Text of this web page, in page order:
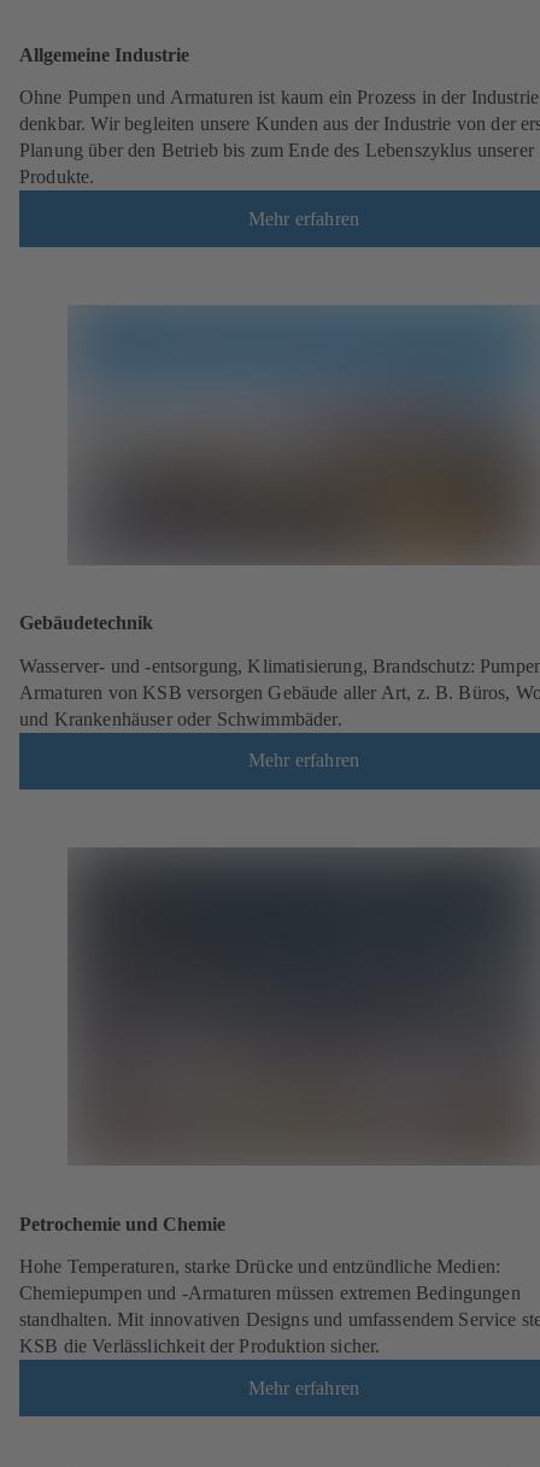
Allgemeine Industrie
Ohne Pumpen und Armaturen ist kaum ein Prozess in der Industrie
denkbar. Wir begleiten unsere Kunden aus der Industrie von der
Planung über den Betrieb bis zum Ende des Lebenszyklus unserer
Produkte.
Mehr erfahren
Gebäudetechnik
Wasserver- und -entsorgung, Klimatisierung, Brandschutz:
Armaturen von KSB versorgen Gebäude aller Art, z. B. Büros,
und Krankenhäuser oder Schwimmbäder.
Mehr erfahren
Petrochemie und Chemie
Hohe Temperaturen, starke Drücke und entzündliche Medien:
Chemiepumpen und -Armaturen müssen extremen Bedingungen
standhalten. Mit innovativen Designs und umfassendem Service
KSB die Verlässlichkeit der Produktion sicher.
Mehr erfahren